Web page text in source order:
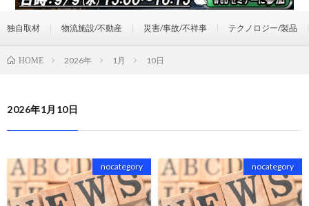
独自取材 物流施設/不動産 災害/事故/不祥事 テクノロジー/製品
HOME 2026年 1月 10日
2026年1月10日
nocategory nocategory